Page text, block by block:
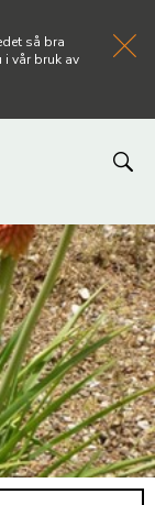
så bra
vår bruk av